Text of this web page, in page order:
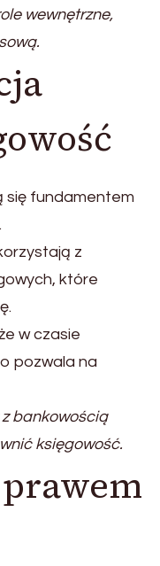
wewnętrzne,
się fundamentem
z
które
w czasie
pozwala na
bankowością
księgowość.